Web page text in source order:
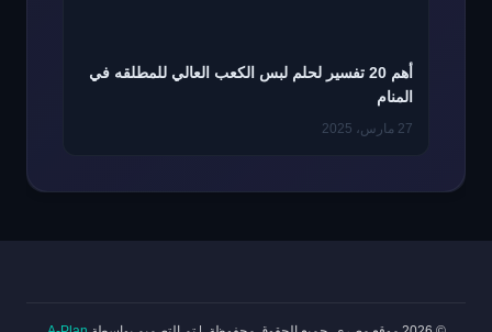
أهم 20 تفسير لحلم لبس الكعب العالي للمطلقه في
المنام
27 مارس، 2025